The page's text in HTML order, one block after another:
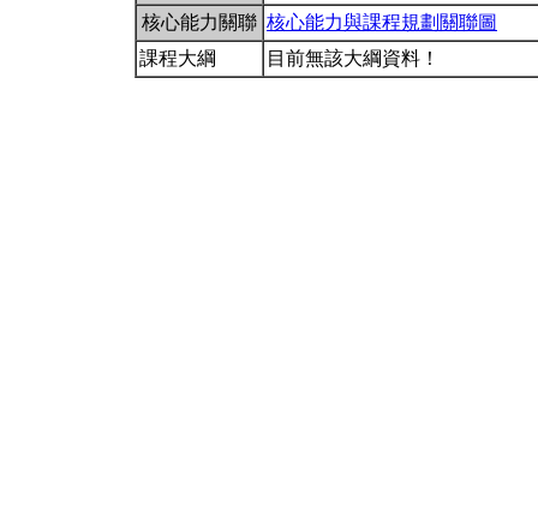
核心能力關聯 核心能力與課程規劃關聯圖
課程大綱
目前無該大綱資料！